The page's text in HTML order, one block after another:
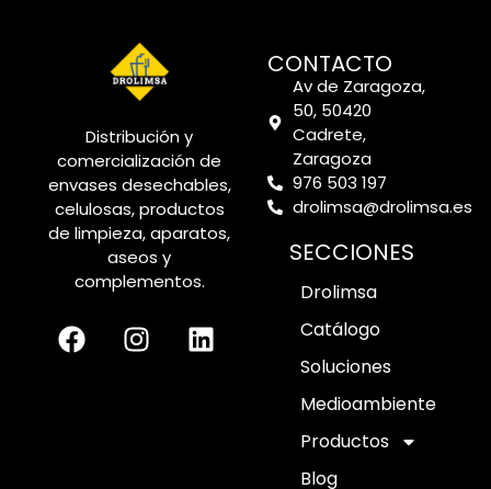
Distribución y
comercialización de
envases desechables,
celulosas, productos
de limpieza, aparatos,
aseos y
complementos.
CONTACTO
Av de Zaragoza,
50, 50420
Cadrete,
Zaragoza
976 503 197
drolimsa@drolimsa.es
SECCIONES
Drolimsa
Catálogo
Soluciones
Medioambiente
Productos
Blog